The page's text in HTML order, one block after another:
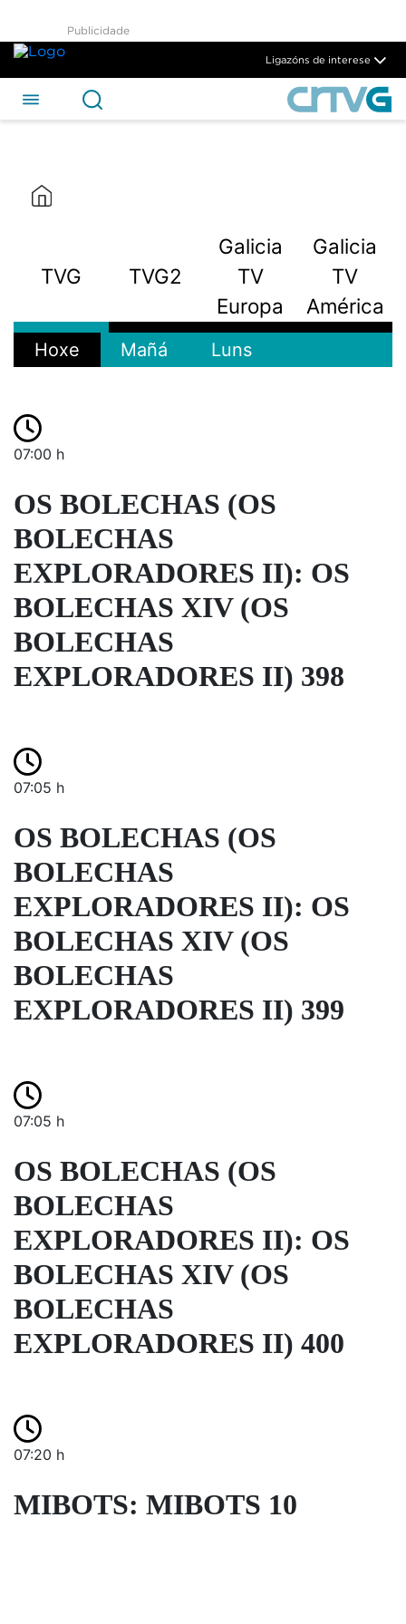
Publicidade
Ligazóns de interese
TVG TVG2
Galicia
TV
Europa
Galicia
TV
América
Hoxe Mañá Luns
07:00 h
OS BOLECHAS (OS
BOLECHAS
EXPLORADORES II): OS
BOLECHAS XIV (OS
BOLECHAS
EXPLORADORES II) 398
07:05 h
OS BOLECHAS (OS
BOLECHAS
EXPLORADORES II): OS
BOLECHAS XIV (OS
BOLECHAS
EXPLORADORES II) 399
07:05 h
OS BOLECHAS (OS
BOLECHAS
EXPLORADORES II): OS
BOLECHAS XIV (OS
BOLECHAS
EXPLORADORES II) 400
07:20 h
MIBOTS: MIBOTS 10